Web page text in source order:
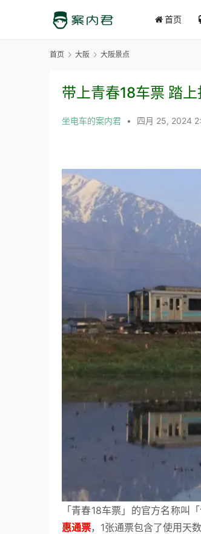
首页
首页 大阪 大阪景点
带上青春18车票 踏
坐电车的案内君 • 四月 25, 2024
「青春18车票」的官方名称叫「
惠通票，1张通票包含了使用天